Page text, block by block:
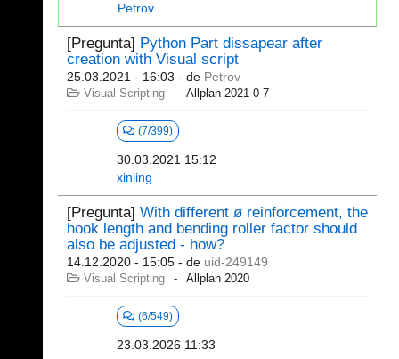
Petrov
[Pregunta] Python Part dissapear after
creation with Visual script
25.03.2021 - 16:03 - de Petrov
Visual Scripting Allplan 2021-0-7
(7/399)
30.03.2021 15:12
xinling
[Pregunta] With different ø reinforcement, the
hook length and bending roller factor should
also be adjusted - how?
14.12.2020 - 15:05 - de uid-249149
Visual Scripting Allplan 2020
(6/549)
23.03.2026 11:33